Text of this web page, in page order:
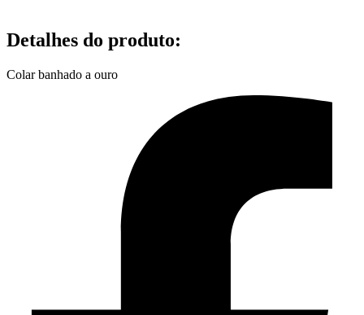
Detalhes do produto:
Colar banhado a ouro